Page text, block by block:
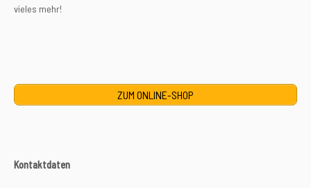
vieles mehr!
ZUM ONLINE-SHOP
Kontaktdaten